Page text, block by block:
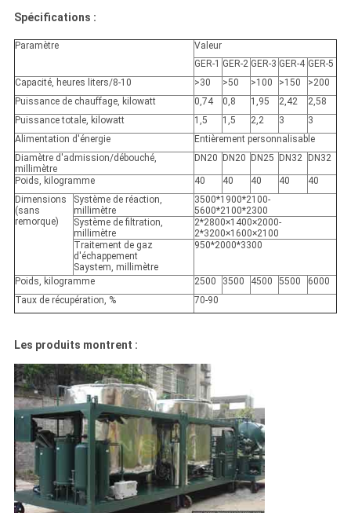
Spécifications :
Paramètre
Valeur
GER-1 GER-2 GER-3 GER-4 GER-5
Capacité, heures liters/8-10
>30 >50 >100 >150
>200
Puissance de chauffage, kilowatt
0,74 0,8 1,95 2,42
2,58
Puissance totale, kilowatt
1,5 1,5 2,2 3
3
Alimentation d'énergie
Entièrement personnalisable
Diamètre d'admission/débouché,
millimètre
DN20 DN20 DN25 DN32 DN32
Poids, kilogramme 40 40 40 40
40
Dimensions
(sans
remorque)
Système de réaction,
millimètre
3500*1900*2100-
5600*2100*2300
Système de filtration,
millimètre
2*2800×1400×2000-
2*3200×1600×2100
Traitement de gaz
d'échappement
Saystem, millimètre
950*2000*3300
Poids, kilogramme 2500 3500 4500 5500
6000
Taux de récupération, %
70-90
Les produits montrent :